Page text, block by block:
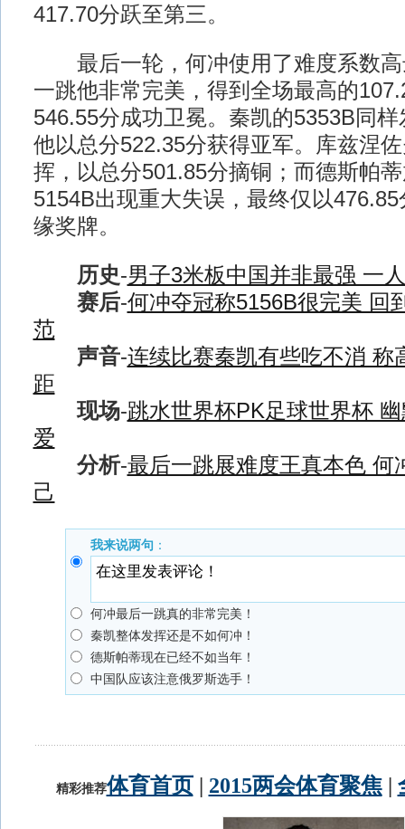
417.70分跃至第三。
最后一轮，何冲使用了难度系数高
一跳他非常完美，得到全场最高的
546.55分成功卫冕。秦凯的5353B同
他以总分522.35分获得亚军。库兹涅
挥，以总分501.85分摘铜；而德斯帕
5154B出现重大失误，最终仅以
缘奖牌。
历史-男子3米板中国并非最强 一
赛后-何冲夺冠称5156B很完美 回
范
声音-连续比赛秦凯有些吃不消 称
距
现场-跳水世界杯PK足球世界杯
爱
分析-最后一跳展难度王真本色 何
己
我来说两句 ：
何冲最后一跳真的非常完美！
秦凯整体发挥还是不如何冲！
德斯帕蒂现在已经不如当年！
中国队应该注意俄罗斯选手！